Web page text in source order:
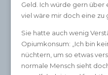
Geld. Ich würde gern über
viel wäre mir doch eine zu
Sie hatte auch wenig
Opiumkonsum: „Ich bin
nüchtern, um so etwas
normale Mensch sieht